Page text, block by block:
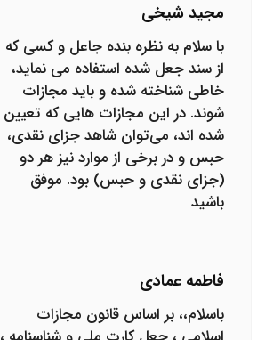
مجید شیخی
با سلام به نظره بنده جاعل و کسی که
از سند جعل شده استفاده می نماید،
خاطی شناخته شده و باید مجازات
شوند. در این مجازات ‌هایی که تعیین
شده اند، می‌توان شاهد جزای نقدی،
حبس و در برخی از موارد نیز هر دو
(جزای نقدی و حبس) بود. موفق
باشید
فاطمه عمادی
باسلام،، بر اساس قانون مجازات